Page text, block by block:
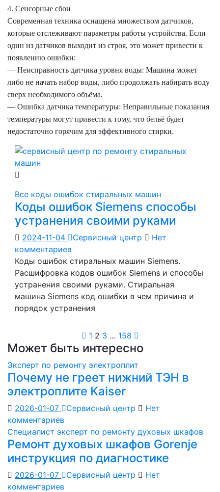
4. Сенсорные сбои
Современная техника оснащена множеством датчиков,
которые отслеживают параметры работы устройства. Если
один из датчиков выходит из строя, это может привести к
появлению ошибки:
— Неисправность датчика уровня воды: Машина может
либо не начать набор воды, либо продолжать набирать воду
сверх необходимого объёма.
— Ошибка датчика температуры: Неправильные показания
температуры могут привести к тому, что бельё будет
недостаточно горячим для эффективного стирки.
Все коды ошибок стиральных машин
Коды ошибок Siemens способы
устранения своими руками
2024-11-04 Сервисный центр
Нет
комментариев
Коды ошибок стиральных машин Siemens.
Расшифровка кодов ошибок Siemens и способы
устранения своими руками. Стиральная
машина Siemens код ошибки в чем причина и
порядок устранения
Пагинация
записей
1 2 3 … 158
Может быть интересно
Эксперт по ремонту электроплит
Почему не греет нижний ТЭН в
электроплите Kaiser
2026-01-07 Сервисный центр
Нет
комментариев
Специалист эксперт по ремонту духовых шкафов
Ремонт духовых шкафов Gorenje
инструкция по диагностике
2026-01-07 Сервисный центр
Нет
комментариев